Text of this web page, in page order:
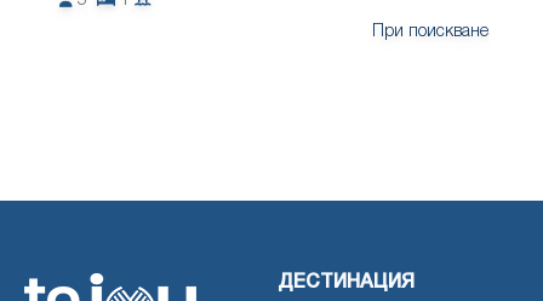
При поискване
ДЕСТИНАЦИЯ